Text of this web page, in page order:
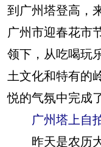
到广州塔登高，
广州市迎春花市
领下，从吃喝玩
土文化和特有的
悦的气氛中完成
广州塔上自
昨天是农历大